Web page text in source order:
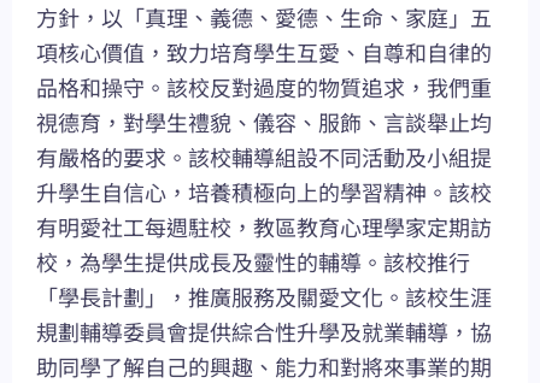
方針，以「真理、義德、愛德、生命、家庭」五
項核心價值，致力培育學生互愛、自尊和自律的
品格和操守。該校反對過度的物質追求，我們重
視德育，對學生禮貌、儀容、服飾、言談舉止均
有嚴格的要求。該校輔導組設不同活動及小組提
升學生自信心，培養積極向上的學習精神。該校
有明愛社工每週駐校，教區教育心理學家定期訪
校，為學生提供成長及靈性的輔導。該校推行
「學長計劃」，推廣服務及關愛文化。該校生涯
規劃輔導委員會提供綜合性升學及就業輔導，協
助同學了解自己的興趣、能力和對將來事業的期